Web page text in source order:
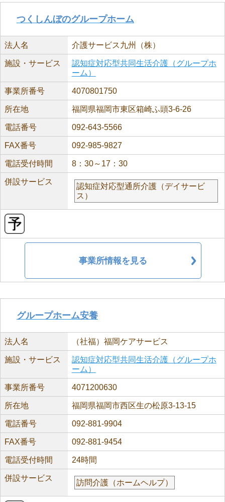
つくしんぼのグループホーム
法人名 介護サービス九州（株）
施設・サービス
認知症対応型共同生活介護（グループホ
ーム）
事業所番号 4070801750
所在地 福岡県福岡市東区箱崎ふ頭3-6-26
電話番号 092-643-5566
FAX番号 092-985-9827
電話受付時間 8：30～17：30
併設サービス
認知症対応型通所介護（デイサービ
ス）
事業所情報を見る
グループホーム安養
法人名 （社福）福岡ケアサービス
施設・サービス
認知症対応型共同生活介護（グループホ
ーム）
事業所番号 4071200630
所在地 福岡県福岡市西区生の松原3-13-15
電話番号 092-881-9904
FAX番号 092-881-9454
電話受付時間 24時間
併設サービス
訪問介護（ホームヘルプ）